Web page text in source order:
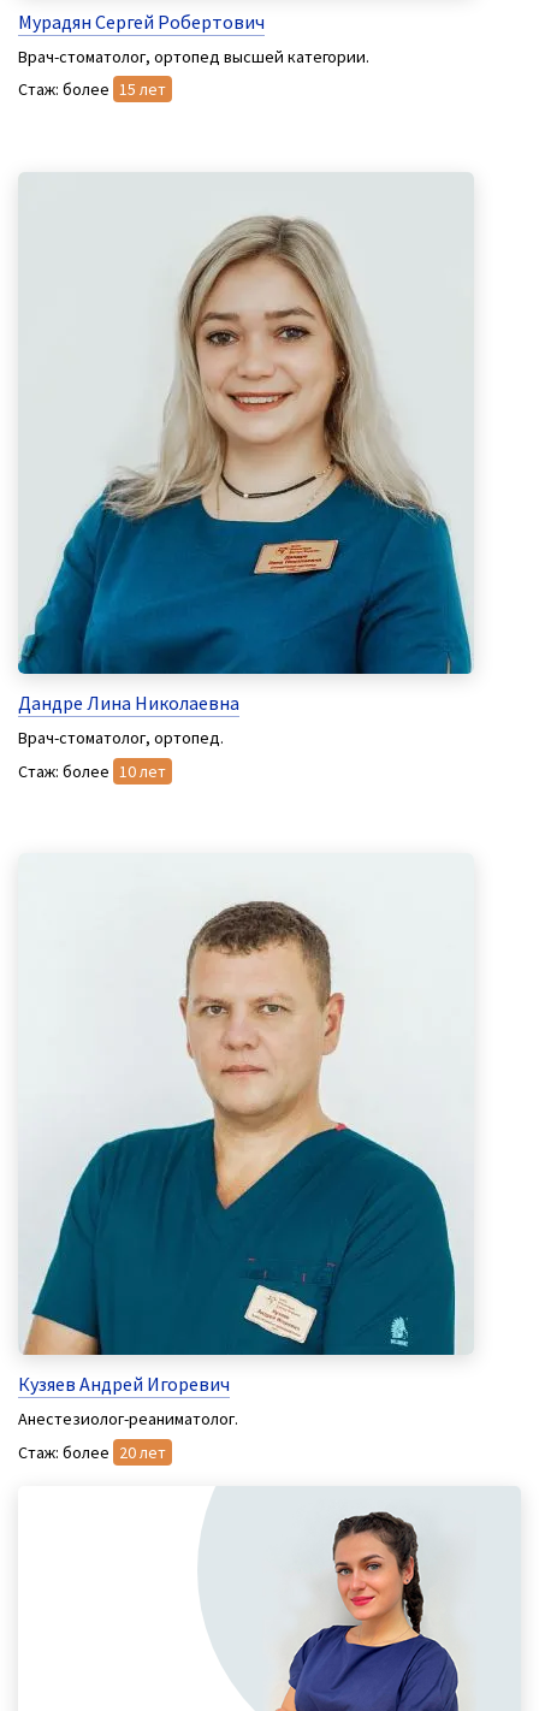
Мурадян Сергей Робертович
Врач-стоматолог, ортопед высшей категории.
Стаж: более 15 лет
Дандре Лина Николаевна
Врач-стоматолог, ортопед.
Стаж: более 10 лет
Кузяев Андрей Игоревич
Анестезиолог-реаниматолог.
Стаж: более 20 лет